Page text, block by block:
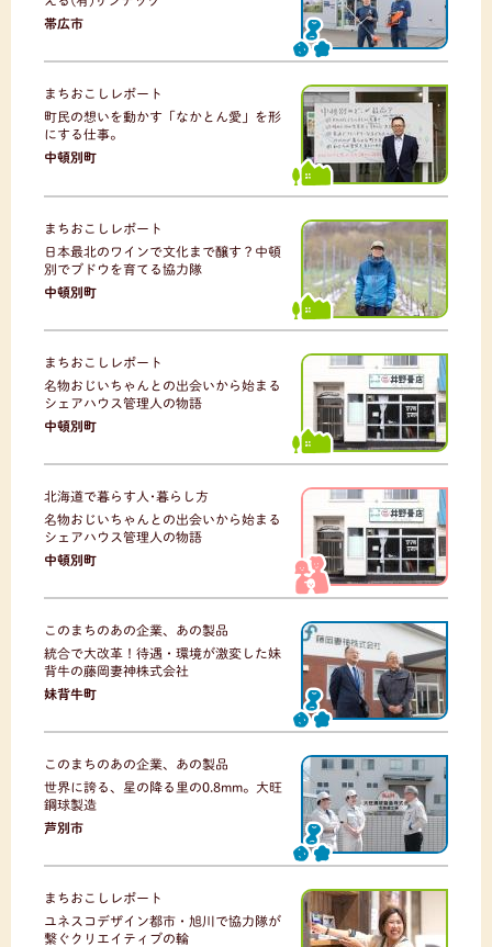
帯広市
まちおこしレポート
町民の想いを動かす「なかとん愛」を形
にする仕事。
中頓別町
まちおこしレポート
日本最北のワインで文化まで醸す？中頓
別でブドウを育てる協力隊
中頓別町
まちおこしレポート
名物おじいちゃんとの出会いから始まる
シェアハウス管理人の物語
中頓別町
北海道で暮らす人･暮らし方
名物おじいちゃんとの出会いから始まる
シェアハウス管理人の物語
中頓別町
このまちのあの企業、あの製品
統合で大改革！待遇・環境が激変した妹
背牛の藤岡妻神株式会社
妹背牛町
このまちのあの企業、あの製品
世界に誇る、星の降る里の0.8mm。大旺
鋼球製造
芦別市
まちおこしレポート
ユネスコデザイン都市・旭川で協力隊が
繋ぐクリエイティブの輪